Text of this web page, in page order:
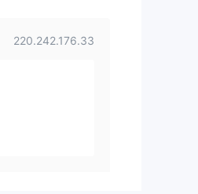
220.242.176.33